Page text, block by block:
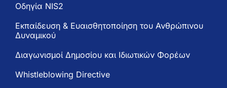
Oδηγία NIS2
Εκπαίδευση & Ευαισθητοποίηση του Ανθρώπινου
Δυναμικού
Διαγωνισμοί Δημοσίου και Ιδιωτικών Φορέων
Whistleblowing Directive